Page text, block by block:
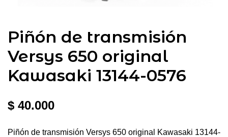
Piñón de transmisión
Versys 650 original
Kawasaki 13144-0576
$ 40.000
Piñón de transmisión Versys 650 original Kawasaki 13144-